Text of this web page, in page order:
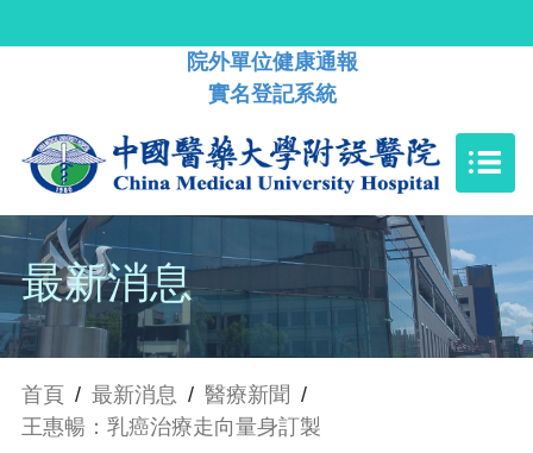
院外單位健康通報
實名登記系統
最新消息
首頁 / 最新消息 / 醫療新聞 /
王惠暢：乳癌治療走向量身訂製